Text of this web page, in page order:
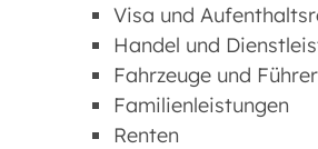
Visa und
Handel und
Fahrzeuge und
Familienleistungen
Renten